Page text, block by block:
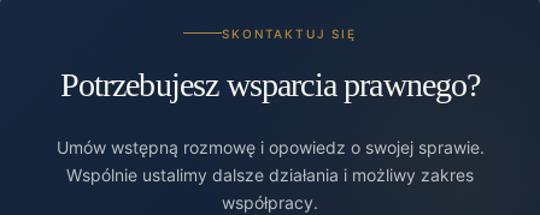
SKONTAKTUJ SIĘ
Potrzebujesz wsparcia prawnego?
Umów wstępną rozmowę i opowiedz o swojej sprawie.
Wspólnie ustalimy dalsze działania i możliwy zakres
współpracy.